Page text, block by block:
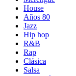
House
Años 80
Jazz
Hip hop
R&B
Rap
Clásica
Salsa